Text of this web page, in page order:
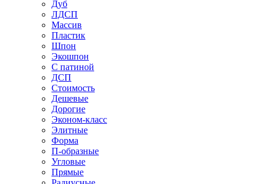
Дуб
ЛДСП
Массив
Пластик
Шпон
Экошпон
С патиной
ДСП
Стоимость
Дешевые
Дорогие
Эконом-класс
Элитные
Форма
П-образные
Угловые
Прямые